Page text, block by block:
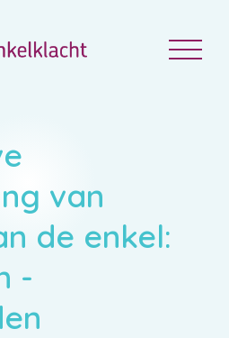
van
de enkel:
-